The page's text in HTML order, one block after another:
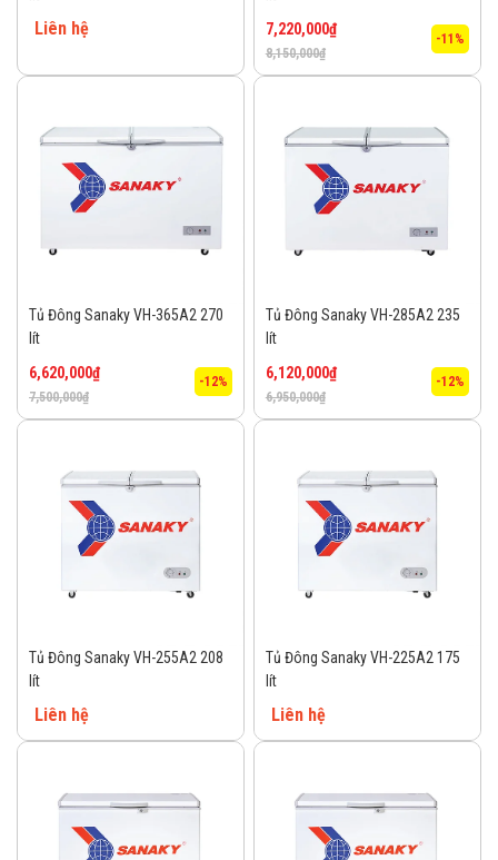
Liên hệ
8,150,000₫
7,220,000₫
-11%
Tủ Đông Sanaky VH-365A2 270
lít
7,500,000₫
6,620,000₫
-12%
Tủ Đông Sanaky VH-285A2 235
lít
6,950,000₫
6,120,000₫
-12%
Tủ Đông Sanaky VH-255A2 208
lít
Liên hệ
Tủ Đông Sanaky VH-225A2 175
lít
Liên hệ